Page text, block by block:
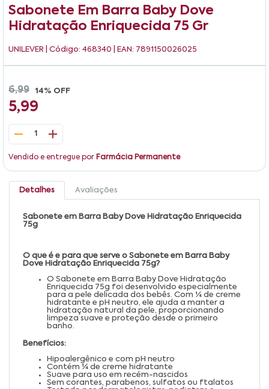
Sabonete Em Barra Baby Dove
Hidratação Enriquecida 75 Gr
UNILEVER | Código: 468340 | EAN: 7891150026025
6,99 14% OFF
5,99
1
Vendido e entregue por Farmácia Permanente
Detalhes Avaliações
Sabonete em Barra Baby Dove Hidratação Enriquecida
75g
O que é e para que serve o Sabonete em Barra Baby
Dove Hidratação Enriquecida 75g?
O Sabonete em Barra Baby Dove Hidratação
Enriquecida 75g foi desenvolvido especialmente
para a pele delicada dos bebês. Com ¼ de creme
hidratante e pH neutro, ele ajuda a manter a
hidratação natural da pele, proporcionando
limpeza suave e proteção desde o primeiro
banho.
Benefícios:
Hipoalergênico e com pH neutro
Contém ¼ de creme hidratante
Suave para uso em recém-nascidos
Sem corantes, parabenos, sulfatos ou ftalatos